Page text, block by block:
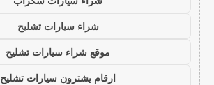
شراء سيارات تشليح
موقع شراء سيارات تشليح
ارقام يشترون سيارات تشليح